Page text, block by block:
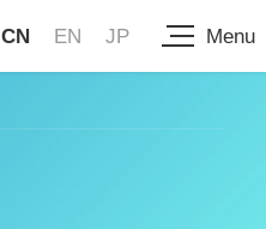
CN EN JP Menu